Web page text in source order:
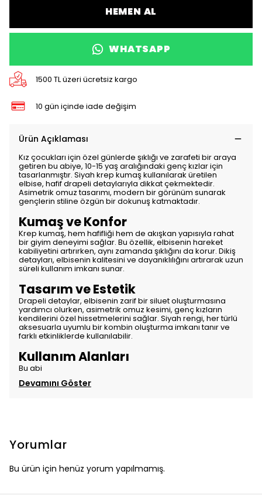
HEMEN AL
WHATSAPP
1500 TL üzeri ücretsiz kargo
10 gün içinde iade değişim
Ürün Açıklaması
Kız çocukları için özel günlerde şıklığı ve zarafeti bir araya
getiren bu abiye, 10-15 yaş aralığındaki genç kızlar için
tasarlanmıştır. Siyah krep kumaş kullanılarak üretilen
elbise, hafif drapeli detaylarıyla dikkat çekmektedir.
Asimetrik omuz tasarımı, modern bir görünüm sunarak
gençlerin stiline özgün bir dokunuş katmaktadır.
Kumaş ve Konfor
Krep kumaş, hem hafifliği hem de akışkan yapısıyla rahat
bir giyim deneyimi sağlar. Bu özellik, elbisenin hareket
kabiliyetini artırırken, aynı zamanda şıklığını da korur. Dikiş
detayları, elbisenin kalitesini ve dayanıklılığını artırarak uzun
süreli kullanım imkanı sunar.
Tasarım ve Estetik
Drapeli detaylar, elbisenin zarif bir siluet oluşturmasına
yardımcı olurken, asimetrik omuz kesimi, genç kızların
kendilerini özel hissetmelerini sağlar. Siyah rengi, her türlü
aksesuarla uyumlu bir kombin oluşturma imkanı tanır ve
farklı etkinliklerde kullanılabilir.
Kullanım Alanları
Bu abi
Devamını Göster
Yorumlar
Bu ürün için henüz yorum yapılmamış.